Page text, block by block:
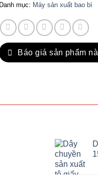
Danh mục: Máy sản xuất bao bì
Báo giá sản phẩm